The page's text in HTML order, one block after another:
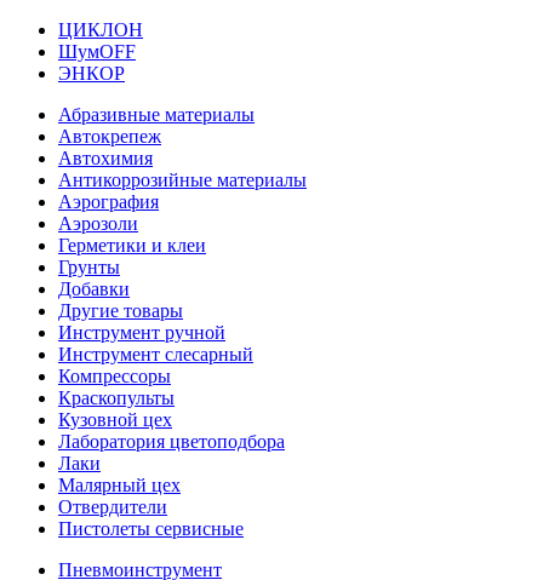
ЦИКЛОН
ШумOFF
ЭНКОР
Абразивные материалы
Автокрепеж
Автохимия
Антикоррозийные материалы
Аэрография
Аэрозоли
Герметики и клеи
Грунты
Добавки
Другие товары
Инструмент ручной
Инструмент слесарный
Компрессоры
Краскопульты
Кузовной цех
Лаборатория цветоподбора
Лаки
Малярный цех
Отвердители
Пистолеты сервисные
Пневмоинструмент